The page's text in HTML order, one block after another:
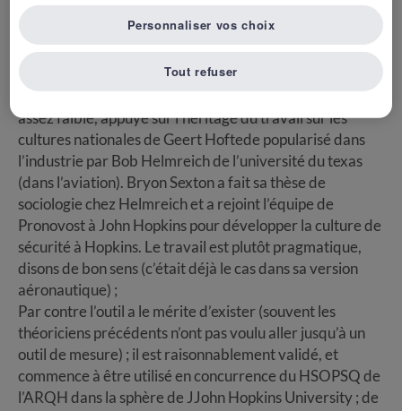
NASA
Ce questionnaire est dérivé directement d’une version
utilisée en aéronautique ; il prétend évaluer le climat
/culture de sécurité.
On notera que le corps théorique qui le soutient est
assez faible, appuyé sur l’héritage du travail sur les
cultures nationales de Geert Hoftede popularisé dans
l’industrie par Bob Helmreich de l’université du texas
(dans l’aviation). Bryon Sexton a fait sa thèse de
sociologie chez Helmreich et a rejoint l’équipe de
Pronovost à John Hopkins pour développer la culture de
sécurité à Hopkins. Le travail est plutôt pragmatique,
disons de bon sens (c’était déjà le cas dans sa version
aéronautique) ;
Par contre l’outil a le mérite d’exister (souvent les
théoriciens précédents n’ont pas voulu aller jusqu’à un
outil de mesure) ; il est raisonnablement validé, et
commence à être utilisé en concurrence du HSOPSQ de
l’ARQH dans la sphère de JJohn Hopkins University ; de
Tout refuser
Personnaliser vos choix